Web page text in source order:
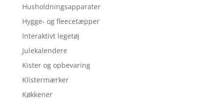
Husholdningsapparater
Hygge- og fleecetæpper
Interaktivt legetøj
Julekalendere
Kister og opbevaring
Klistermærker
Køkkener